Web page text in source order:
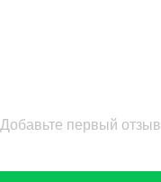
Добавьте первый отзыв